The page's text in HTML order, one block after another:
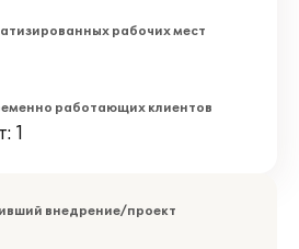
рабочих мест
работающих клиентов
1
внедрение/проект